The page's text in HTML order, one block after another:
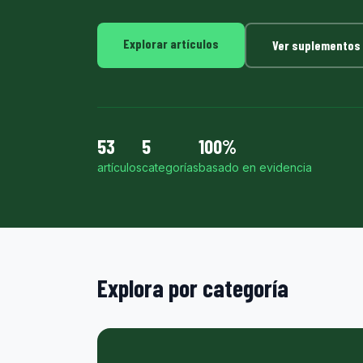
Explorar artículos Ver suplementos
53
artículos
5
categorías
100%
basado en evidencia
Explora por categoría